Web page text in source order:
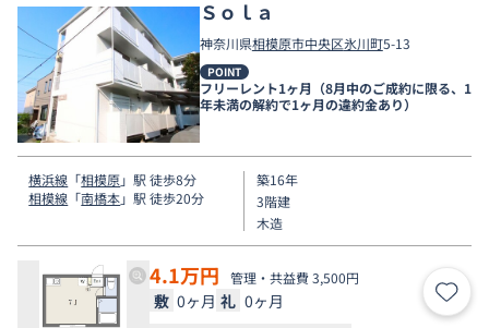
Ｓｏｌａ
神奈川県相模原市中央区氷川町5-13
POINT
フリーレント1ヶ月（8月中のご成約に限る、1
年未満の解約で1ヶ月の違約金あり）
横浜線 「相模原」駅 徒歩8分
相模線 「南橋本」駅 徒歩20分
築16年
3階建
木造
4.1万円 管理・共益費 3,500円
敷 0ヶ月 礼 0ヶ月 お気